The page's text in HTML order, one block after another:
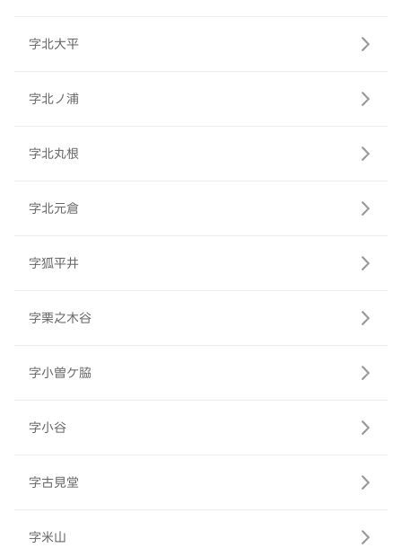
字北大平
字北ノ浦
字北丸根
字北元倉
字狐平井
字栗之木谷
字小曽ケ脇
字小谷
字古見堂
字米山